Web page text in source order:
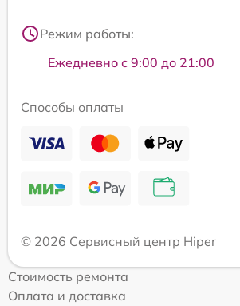
Режим работы:
Ежедневно с 9:00 до 21:00
Способы оплаты
© 2026 Сервисный центр Hiper
Стоимость ремонта
Оплата и доставка